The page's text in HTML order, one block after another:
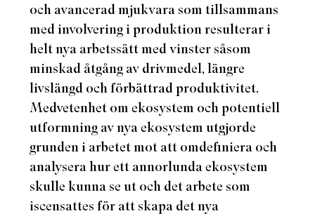
och avancerad mjukvara som tillsammans
med involvering i produktion resulterar i
helt nya arbetssätt med vinster såsom
minskad åtgång av drivmedel, längre
livslängd och förbättrad produktivitet.
Medvetenhet om ekosystem och potentiell
utformning av nya ekosystem utgjorde
grunden i arbetet mot att omdefiniera och
analysera hur ett annorlunda ekosystem
skulle kunna se ut och det arbete som
iscensattes för att skapa det nya